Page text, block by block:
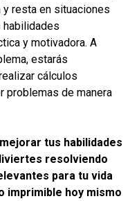
resta en situaciones
habilidades
y motivadora. A
estarás
cálculos
problemas de manera
tus habilidades
resolviendo
para tu vida
imprimible hoy mismo